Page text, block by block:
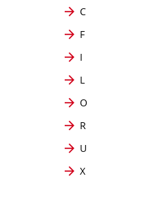
C
F
I
L
O
R
U
X